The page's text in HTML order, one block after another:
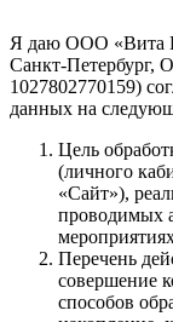
Я даю ООО «Вита
Санкт-Петербург,
1027802770159)
данных на
Цель
(личного
«Сайт»),
проводимых
Перечень
совершение
способов